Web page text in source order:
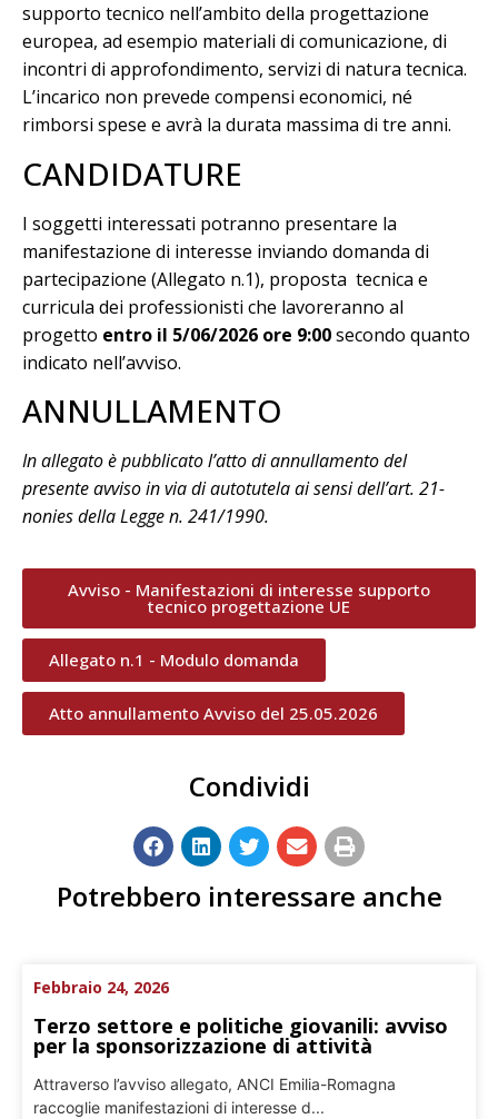
supporto tecnico nell’ambito della progettazione
europea, ad esempio materiali di comunicazione, di
incontri di approfondimento, servizi di natura tecnica.
L’incarico non prevede compensi economici, né
rimborsi spese e avrà la durata massima di tre anni.
CANDIDATURE
I soggetti interessati potranno presentare la
manifestazione di interesse inviando domanda di
partecipazione (Allegato n.1), proposta tecnica e
curricula dei professionisti che lavoreranno al
progetto entro il 5/06/2026 ore 9:00secondo quanto
indicato nell’avviso.
ANNULLAMENTO
In allegato è pubblicato l’atto di annullamento del
presente avviso in via di autotutela ai sensi dell’art. 21-
nonies della Legge n. 241/1990.
Avviso - Manifestazioni di interesse supporto
tecnico progettazione UE
Allegato n.1 - Modulo domanda
Atto annullamento Avviso del 25.05.2026
Condividi
Potrebbero interessare anche
Febbraio 24, 2026
Terzo settore e politiche giovanili: avviso
per la sponsorizzazione di attività
Attraverso l’avviso allegato, ANCI Emilia-Romagna
raccoglie manifestazioni di interesse d...